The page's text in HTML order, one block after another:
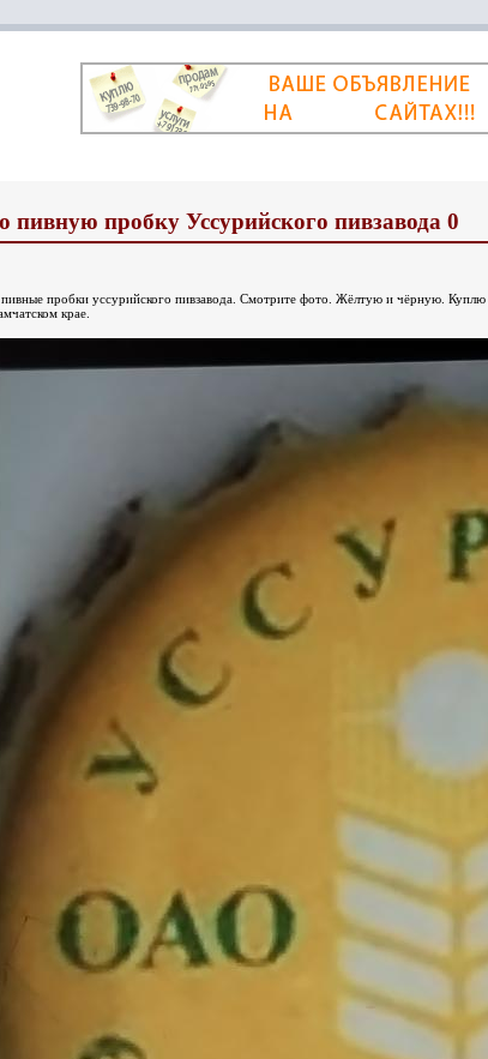
пробку Уссурийского пивзавода 0
пивные пробки уссурийского пивзавода. Смотрите фото. Жёлтую и чёрную.
крае.